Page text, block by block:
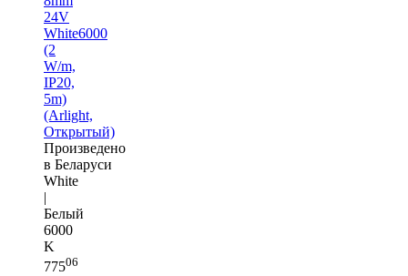
24V
White6000
(2
W/m,
IP20,
5m)
(Arlight,
Открытый)
Произведено
в Беларуси
White
|
Белый
6000
K
77506